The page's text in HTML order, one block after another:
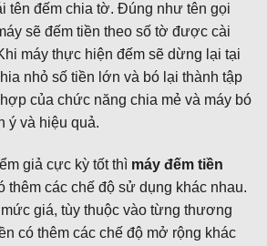
tên đếm chia tờ. Đúng như tên gọi
sẽ đếm tiền theo số tờ được cài
máy thực hiện đếm sẽ dừng lại tại
nhỏ số tiền lớn và bó lại thành tập
của chức năng chia mẻ và máy bó
ý và hiệu quả.
giả cực kỳ tốt thì máy đếm tiền
thêm các chế độ sử dụng khác nhau.
giá, tùy thuộc vào từng thương
có thêm các chế độ mở rộng khác